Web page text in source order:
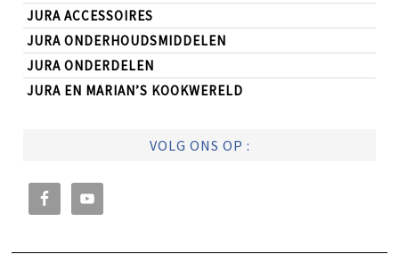
JURA ACCESSOIRES
JURA ONDERHOUDSMIDDELEN
JURA ONDERDELEN
JURA EN MARIAN’S KOOKWERELD
VOLG ONS OP :